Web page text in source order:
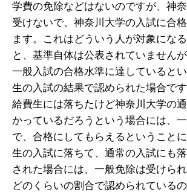
学費の免除などはないのですが、神
受けないで、神奈川大学の入試に合
ます。これはどういう人が対象にな
と、基準自体は公表されていません
一般入試の合格水準に達していると
生の入試の結果で認められた場合で
給費生には落ちたけど神奈川大学の
かっているだろうという場合には、
で、合格にしてもらえるということ
生の入試に落ちて、通常の入試にも
された場合には、一般免除は受けら
どのくらいの割合で認められている